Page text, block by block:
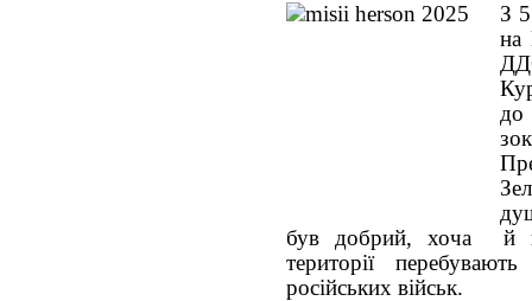
З
на
до
був добрий, хоча й
території
російських військ.